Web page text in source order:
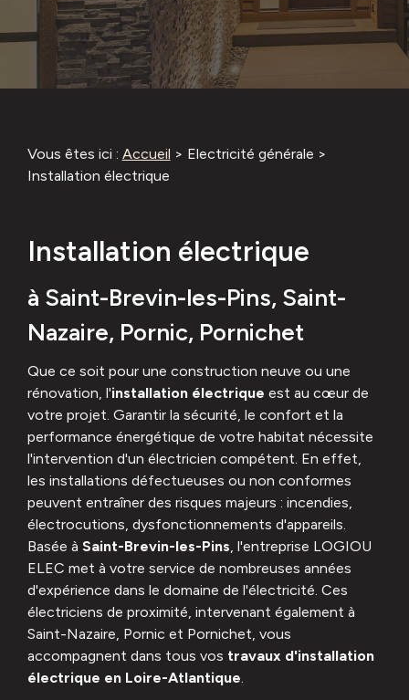
Vous êtes ici : Accueil > Electricité générale >
Installation électrique
Installation électrique
à Saint-Brevin-les-Pins, Saint-
Nazaire, Pornic, Pornichet
Que ce soit pour une construction neuve ou une
rénovation, l'installation électrique est au cœur de
votre projet. Garantir la sécurité, le confort et la
performance énergétique de votre habitat nécessite
l'intervention d'un électricien compétent. En effet,
les installations défectueuses ou non conformes
peuvent entraîner des risques majeurs : incendies,
électrocutions, dysfonctionnements d'appareils.
Basée à Saint-Brevin-les-Pins, l'entreprise LOGIOU
ELEC met à votre service de nombreuses années
d'expérience dans le domaine de l'électricité. Ces
électriciens de proximité, intervenant également à
Saint-Nazaire, Pornic et Pornichet, vous
accompagnent dans tous vos travaux d'installation
électrique en Loire-Atlantique.